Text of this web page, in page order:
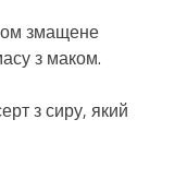
змащене
з маком.